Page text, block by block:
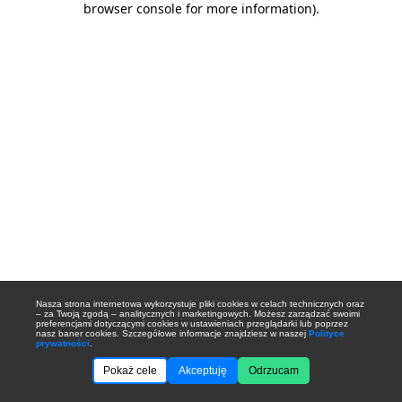
Nasza strona internetowa wykorzystuje pliki cookies w celach technicznych oraz
– za Twoją zgodą – analitycznych i marketingowych. Możesz zarządzać swoimi
preferencjami dotyczącymi cookies w ustawieniach przeglądarki lub poprzez
nasz baner cookies. Szczegółowe informacje znajdziesz w naszej Polityce
prywatności
Pokaż cele Akceptuję Odrzucam
browser console for more information).